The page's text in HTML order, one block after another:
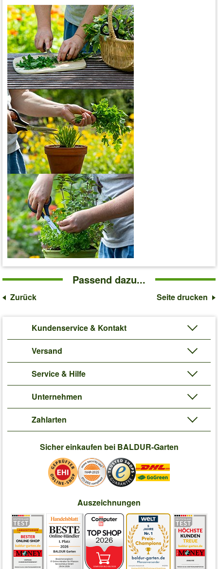
Passend dazu...
Zurück Seite drucken
Kundenservice & Kontakt
Versand
Service & Hilfe
Unternehmen
Zahlarten
Sicher einkaufen bei BALDUR-Garten
Auszeichnungen